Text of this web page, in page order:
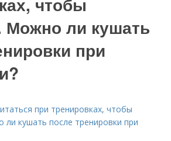
Можно ли кушать
при
при тренировках, чтобы
ли кушать после тренировки при